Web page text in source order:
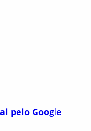
pelo Google